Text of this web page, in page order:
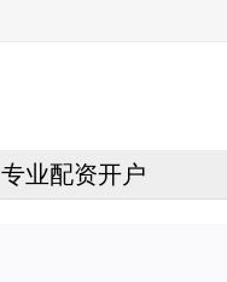
专业配资开户